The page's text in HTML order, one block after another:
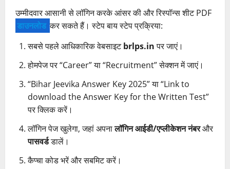
उम्मीदवार आसानी से लॉगिन करके आंसर की और रिस्पॉन्स शीट PDF
डाउनलोड कर सकते हैं। स्टेप बाय स्टेप प्रक्रिया:
सबसे पहले आधिकारिक वेबसाइटbrlps.inपर जाएं।
होमपेज पर “Career” या “Recruitment” सेक्शन में जाएं।
“Bihar Jeevika Answer Key 2025” या “Link to
download the Answer Key for the Written Test”
पर क्लिक करें।
लॉगिन पेज खुलेगा, जहां अपनालॉगिन आईडी/एप्लीकेशन नंबरऔर
पासवर्डडालें।
कैप्चा कोड भरें और सबमिट करें।